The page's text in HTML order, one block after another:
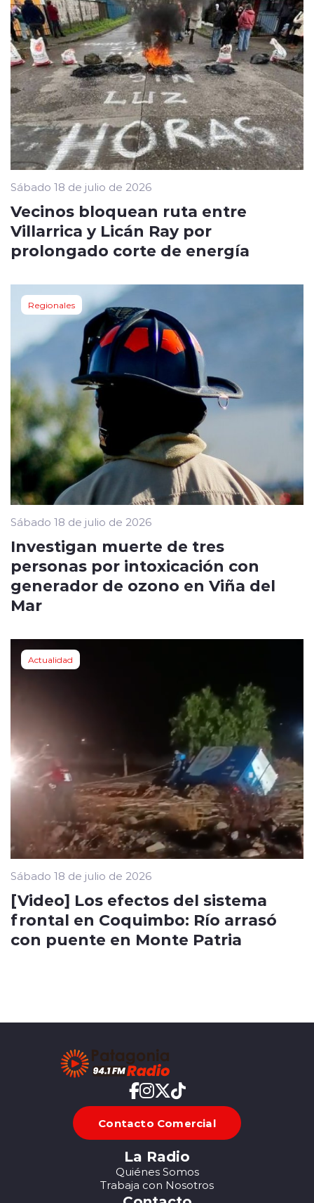
Sábado 18 de julio de 2026
Vecinos bloquean ruta entre
Villarrica y Licán Ray por
prolongado corte de energía
Regionales
Sábado 18 de julio de 2026
Investigan muerte de tres
personas por intoxicación con
generador de ozono en Viña del
Mar
Actualidad
Sábado 18 de julio de 2026
[Video] Los efectos del sistema
frontal en Coquimbo: Río arrasó
con puente en Monte Patria
Contacto Comercial
La Radio
Quiénes Somos
Trabaja con Nosotros